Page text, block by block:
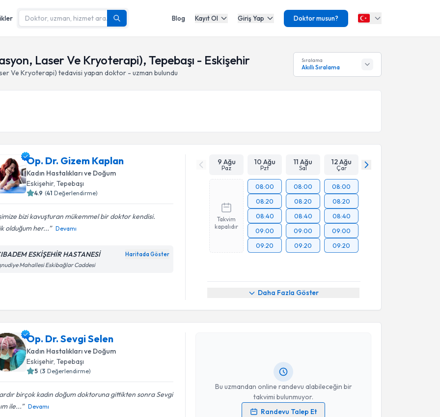
Blog Kayıt Ol Giriş Yap Doktor musun?
Laser Ve Kryoterapi), Tepebaşı - Eskişehir
Ve Kryoterapi) tedavisi yapan doktor - uzman bulundu
Sıralama
Akıllı Sıralama
Op. Dr. Gizem Kaplan
Kadın Hastalıkları ve Doğum
Eskişehir, Tepebaşı
4.9 (41 Değerlendirme)
bizi kavuşturan mükemmel bir doktor kendisi.
olduğum her...
Devamı
ESKİŞEHİR HASTANESİ Haritada Göster
Mahallesi Eskibağlar Caddesi
9 Ağu
Paz
10 Ağu
Pzt
11 Ağu
Sal
12 Ağu
Çar
Takvim
kapalıdır
08:00
08:20
08:40
09:00
09:20
08:00
08:20
08:40
09:00
09:20
08:00
08:20
08:40
09:00
09:20
Daha Fazla Göster
Op. Dr. Sevgi Selen
Kadın Hastalıkları ve Doğum
Eskişehir, Tepebaşı
5 (3 Değerlendirme)
birçok kadın doğum doktoruna gittikten sonra Sevgi
ile...
Devamı
Bu uzmandan online randevu alabileceğin bir
takvimi bulunmuyor.
Randevu Talep Et
Randevu Takvimi Talebi
Op. Dr. Sevgi Selen